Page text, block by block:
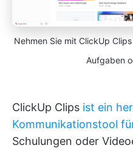
Nehmen Sie mit ClickUp
Aufgaben
ClickUp Clips ist ein
Kommunikationstool
Schulungen oder